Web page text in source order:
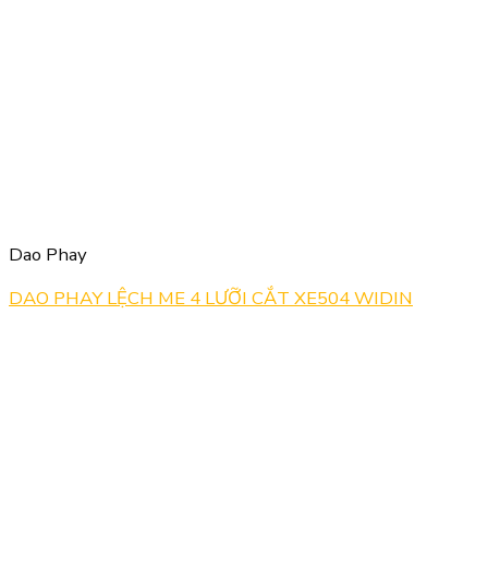
Dao Phay
DAO PHAY LỆCH ME 4 LƯỠI CẮT XE504 WIDIN